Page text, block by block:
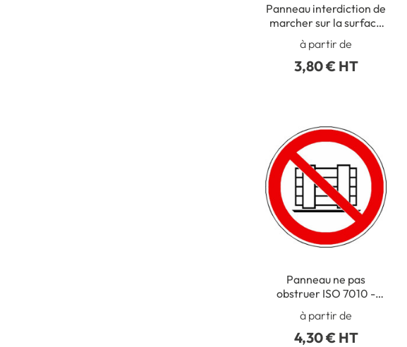
Panneau interdiction de
marcher sur la surface
ISO 7010 - P019
à partir de
3,80 € HT
Panneau ne pas
obstruer ISO 7010 -
à partir de
4,30 € HT